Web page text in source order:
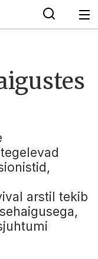
arstil tekib